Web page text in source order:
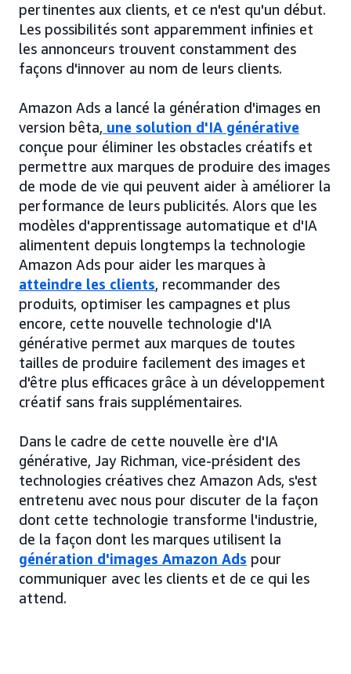
pertinentes aux clients, et ce n'est qu'un début.
Les possibilités sont apparemment infinies et
les annonceurs trouvent constamment des
façons d'innover au nom de leurs clients.
Amazon Ads a lancé la génération d'images en
version bêta, une solution d'IA générative
conçue pour éliminer les obstacles créatifs et
permettre aux marques de produire des images
de mode de vie qui peuvent aider à améliorer la
performance de leurs publicités. Alors que les
modèles d'apprentissage automatique et d'IA
alimentent depuis longtemps la technologie
Amazon Ads pour aider les marques à
atteindre les clients, recommander des
produits, optimiser les campagnes et plus
encore, cette nouvelle technologie d'IA
générative permet aux marques de toutes
tailles de produire facilement des images et
d'être plus efficaces grâce à un développement
créatif sans frais supplémentaires.
Dans le cadre de cette nouvelle ère d'IA
générative, Jay Richman, vice-président des
technologies créatives chez Amazon Ads, s'est
entretenu avec nous pour discuter de la façon
dont cette technologie transforme l'industrie,
de la façon dont les marques utilisent la
génération d'images Amazon Ads pour
communiquer avec les clients et de ce qui les
attend.